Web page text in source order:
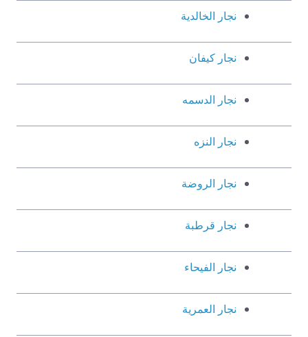
نجار الخالدية
نجار كيفان
نجار الدسمه
نجار النزه
نجار الروضة
نجار قرطبة
نجار الفيحاء
نجار العمرية